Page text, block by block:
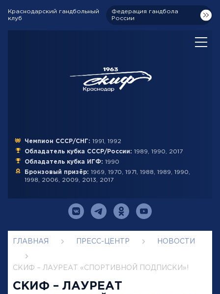
Краснодарский гандбольный
клуб
Федерация гандбола
России
Чемпион СССР/СНГ: 1991, 1992
Обладатель кубка СССР/России: 1989, 1990, 2017
Обладатель кубка ИГФ: 1990
Бронзовый призёр: 1969, 1970, 1971, 1988, 1989, 1990,
1998, 2006, 2009, 2013, 2017
ГЛАВНАЯ ПРЕСС-ЦЕНТР НОВОСТИ
СКИФ – ЛАУРЕАТ «СПОРТИВНОЙ ПОДПИСКИ»!
СКИФ – ЛАУРЕАТ